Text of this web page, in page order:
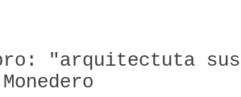
"arquitectuta